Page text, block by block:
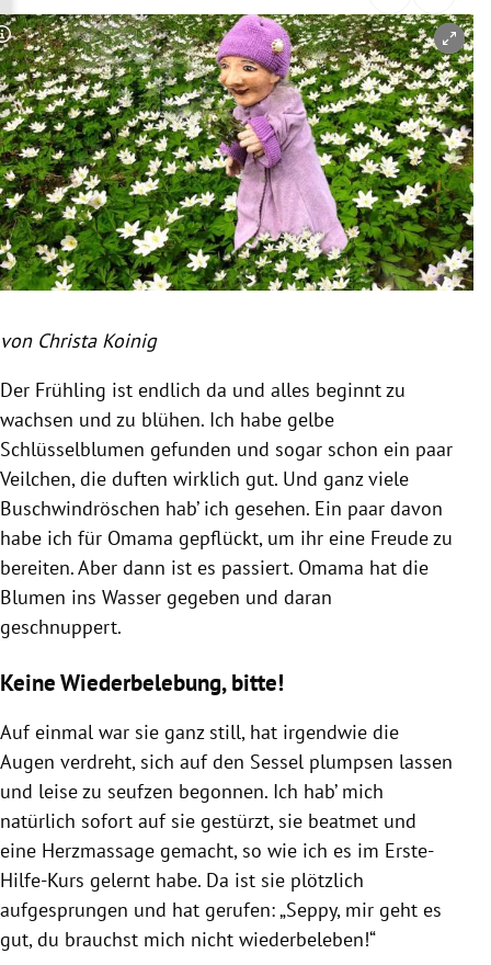
Untermenü
Untermenü
Untermenü
Untermenü
Untermenü
Untermenü
Copyright-Hinweis öffnen/schließen
von Christa Koinig
Der Frühling ist endlich da und alles beginnt zu
wachsen und zu blühen. Ich habe gelbe
Schlüsselblumen gefunden und sogar schon ein paar
Veilchen, die duften wirklich gut. Und ganz viele
Buschwindröschen hab’ ich gesehen. Ein paar davon
habe ich für Omama gepflückt, um ihr eine Freude zu
bereiten. Aber dann ist es passiert. Omama hat die
Blumen ins Wasser gegeben und daran
geschnuppert.
Keine Wiederbelebung, bitte!
Auf einmal war sie ganz still, hat irgendwie die
Augen verdreht, sich auf den Sessel plumpsen lassen
und leise zu seufzen begonnen. Ich hab’ mich
natürlich sofort auf sie gestürzt, sie beatmet und
eine Herzmassage gemacht, so wie ich es im Erste-
Hilfe-Kurs gelernt habe. Da ist sie plötzlich
aufgesprungen und hat gerufen: „Seppy, mir geht es
gut, du brauchst mich nicht wiederbeleben!“